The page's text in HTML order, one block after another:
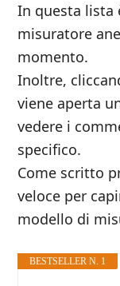
In questa lista
misuratore
momento.
Inoltre,
viene aperta
vedere i
specifico.
Come scritto
veloce per
modello di
BESTSELLER N. 1